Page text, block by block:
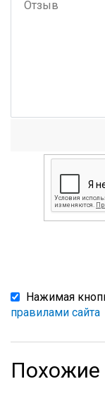
Нажимая
правилами сайта
Похожие